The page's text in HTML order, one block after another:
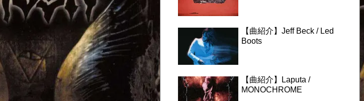
【曲紹介】Jeff Beck / Led
Boots
【曲紹介】Laputa /
MONOCHROME